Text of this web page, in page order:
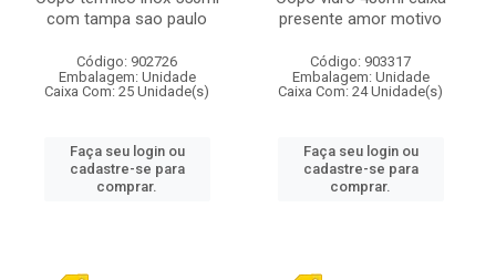
com tampa sao paulo
Código: 902726
Embalagem: Unidade
Caixa Com: 25 Unidade(s)
Faça seu login ou
cadastre-se para
comprar.
presente amor motivo
Código: 903317
Embalagem: Unidade
Caixa Com: 24 Unidade(s)
Faça seu login ou
cadastre-se para
comprar.